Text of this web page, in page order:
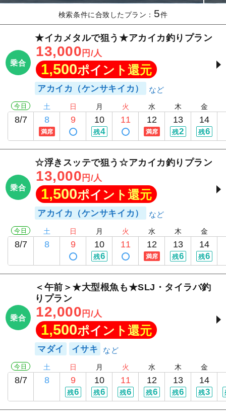
検索条件に合致したプラン： 5件
乗合
★イカメタルで狙う★アカイカ釣りプラン
13,000 円/人
1,500ポイント還元
アカイカ（ケンサキイカ）
今日
8/7
土
8
満席
日
9
月
10
残4
火
11
水
12
満席
木
13
残2
金
14
残6
乗合
☆浮きスッテで狙う☆アカイカ釣りプラン
13,000 円/人
1,500ポイント還元
アカイカ（ケンサキイカ）
今日
8/7
土
8
日
9
月
10
残6
火
11
水
12
満席
木
13
残6
金
14
残6
乗合
＜午前＞★大型根魚も★SLJ・タイラバ釣
りプラン
12,000 円/人
1,500ポイント還元
マダイ イサキ
今日
8/7
土
8
日
9
残6
月
10
残6
火
11
残6
水
12
残6
木
13
残6
金
14
残3